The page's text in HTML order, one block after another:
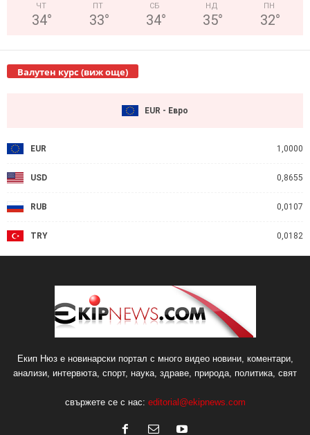
ЧТ
34°
ПТ
33°
СБ
34°
НД
35°
ПН
32°
Валутен курс (виж още)
EUR - Евро
EUR 1,0000
USD 0,8655
RUB 0,0107
TRY 0,0182
Екип Нюз е новинарски портал с много видео новини, коментари,
анализи, интервюта, спорт, наука, здраве, природа, политика, свят
свържете се с нас: editorial@ekipnews.com